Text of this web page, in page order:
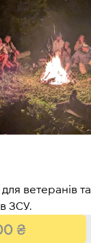
ветеранів та
ЗСУ.
₴